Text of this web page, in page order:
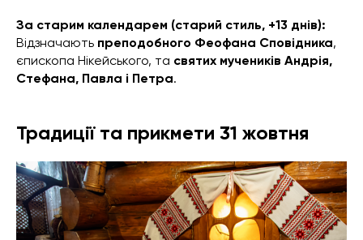
За старим календарем (старий стиль, +13 днів):
Відзначають преподобного Феофана Сповідника,
єпископа Нікейського, та святих мучеників Андрія,
Стефана, Павла і Петра.
Традиції та прикмети 31 жовтня